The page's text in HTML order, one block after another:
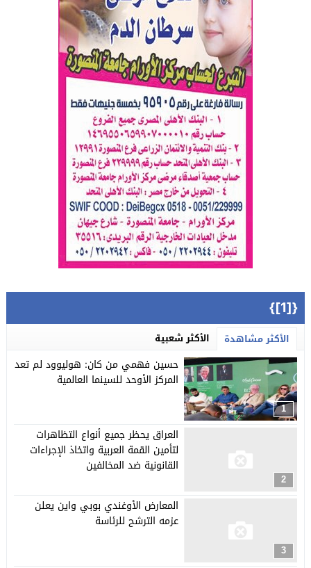
{[1]}
الأكثر مشاهدة الأكثر شعبية
1
حسين فهمي من كان: هوليوود لم تعد
المركز الأوحد للسينما العالمية
2
العراق يحظر جميع أنواع التظاهرات
لتأمين القمة العربية واتخاذ الإجراءات
القانونية ضد المخالفين
3
المعارض الأوغندي بوبي واين يعلن
عزمه الترشح للرئاسة